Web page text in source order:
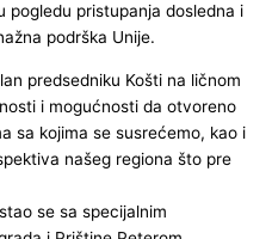
pogledu pristupanja dosledna i
podrška Unije.
predsedniku Košti na ličnom
i mogućnosti da otvoreno
sa kojima se susrećemo, kao i
našeg regiona što pre
se sa specijalnim